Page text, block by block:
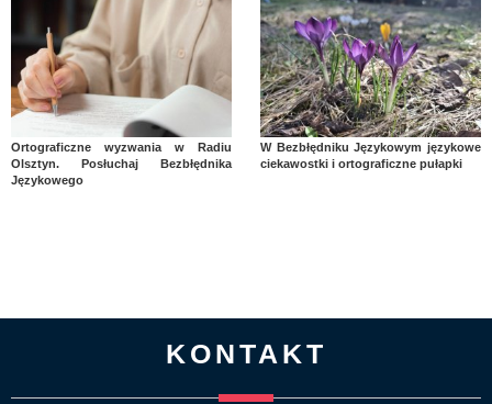
Ortograficzne wyzwania w Radiu
Olsztyn. Posłuchaj Bezbłędnika
Językowego
W Bezbłędniku Językowym językowe
ciekawostki i ortograficzne pułapki
KONTAKT